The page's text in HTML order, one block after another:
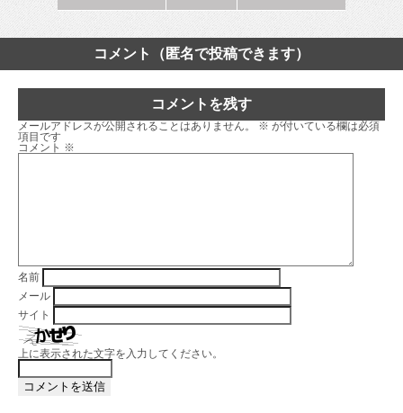
コメント（匿名で投稿できます）
コメントを残す
メールアドレスが公開されることはありません。 ※ が付いている欄は必須
項目です
コメント ※
名前
メール
サイト
上に表示された文字を入力してください。